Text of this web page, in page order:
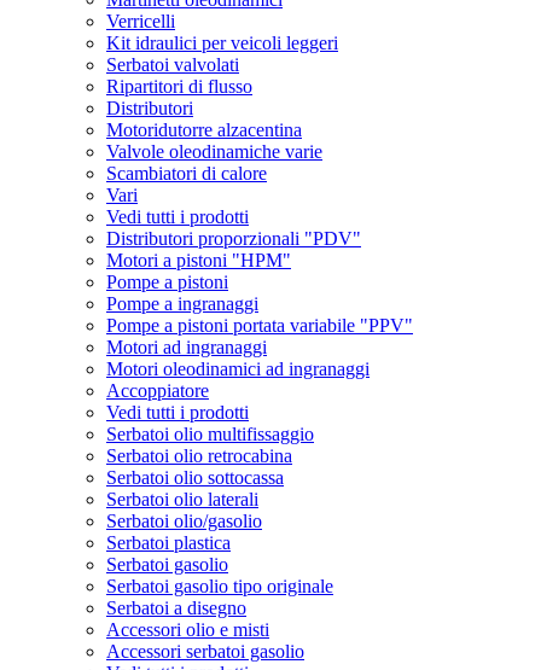
Verricelli
Kit idraulici per veicoli leggeri
Serbatoi valvolati
Ripartitori di flusso
Distributori
Motoridutorre alzacentina
Valvole oleodinamiche varie
Scambiatori di calore
Vari
Vedi tutti i prodotti
Distributori proporzionali "PDV"
Motori a pistoni "HPM"
Pompe a pistoni
Pompe a ingranaggi
Pompe a pistoni portata variabile "PPV"
Motori ad ingranaggi
Motori oleodinamici ad ingranaggi
Accoppiatore
Vedi tutti i prodotti
Serbatoi olio multifissaggio
Serbatoi olio retrocabina
Serbatoi olio sottocassa
Serbatoi olio laterali
Serbatoi olio/gasolio
Serbatoi plastica
Serbatoi gasolio
Serbatoi gasolio tipo originale
Serbatoi a disegno
Accessori olio e misti
Accessori serbatoi gasolio